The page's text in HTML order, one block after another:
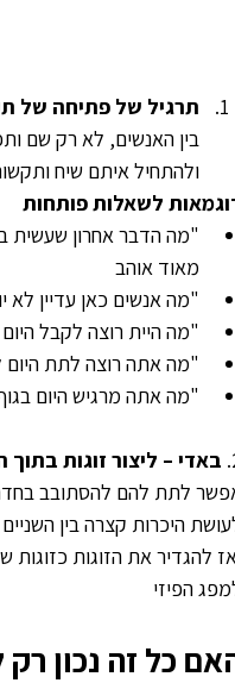
תרגיל של פתיחה של
בין האנשים, לא רק שם
ולהתחיל איתם שיח
לשאלות פותחות
"מה הדבר אחרון שעשית
מאוד אוהב
"מה אנשים כאן עדיין לא
"מה היית רוצה לקבל
"מה אתה רוצה לתת היום
"מה אתה מרגיש היום
באדי – ליצור זוגות
לתת להם להסתובב
היכרות קצרה בין השניים
להגדיר את הזוגות
הפיזי
כל זה נכון